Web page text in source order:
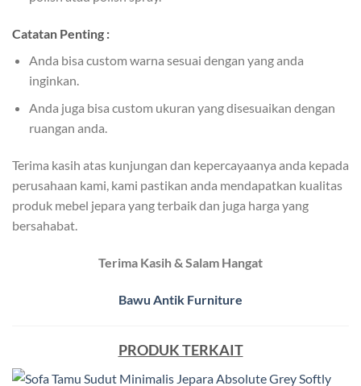
Catatan Penting :
Anda bisa custom warna sesuai dengan yang anda
inginkan.
Anda juga bisa custom ukuran yang disesuaikan dengan
ruangan anda.
Terima kasih atas kunjungan dan kepercayaanya anda kepada
perusahaan kami, kami pastikan anda mendapatkan kualitas
produk mebel jepara yang terbaik dan juga harga yang
bersahabat.
Terima Kasih & Salam Hangat
Bawu Antik Furniture
PRODUK TERKAIT